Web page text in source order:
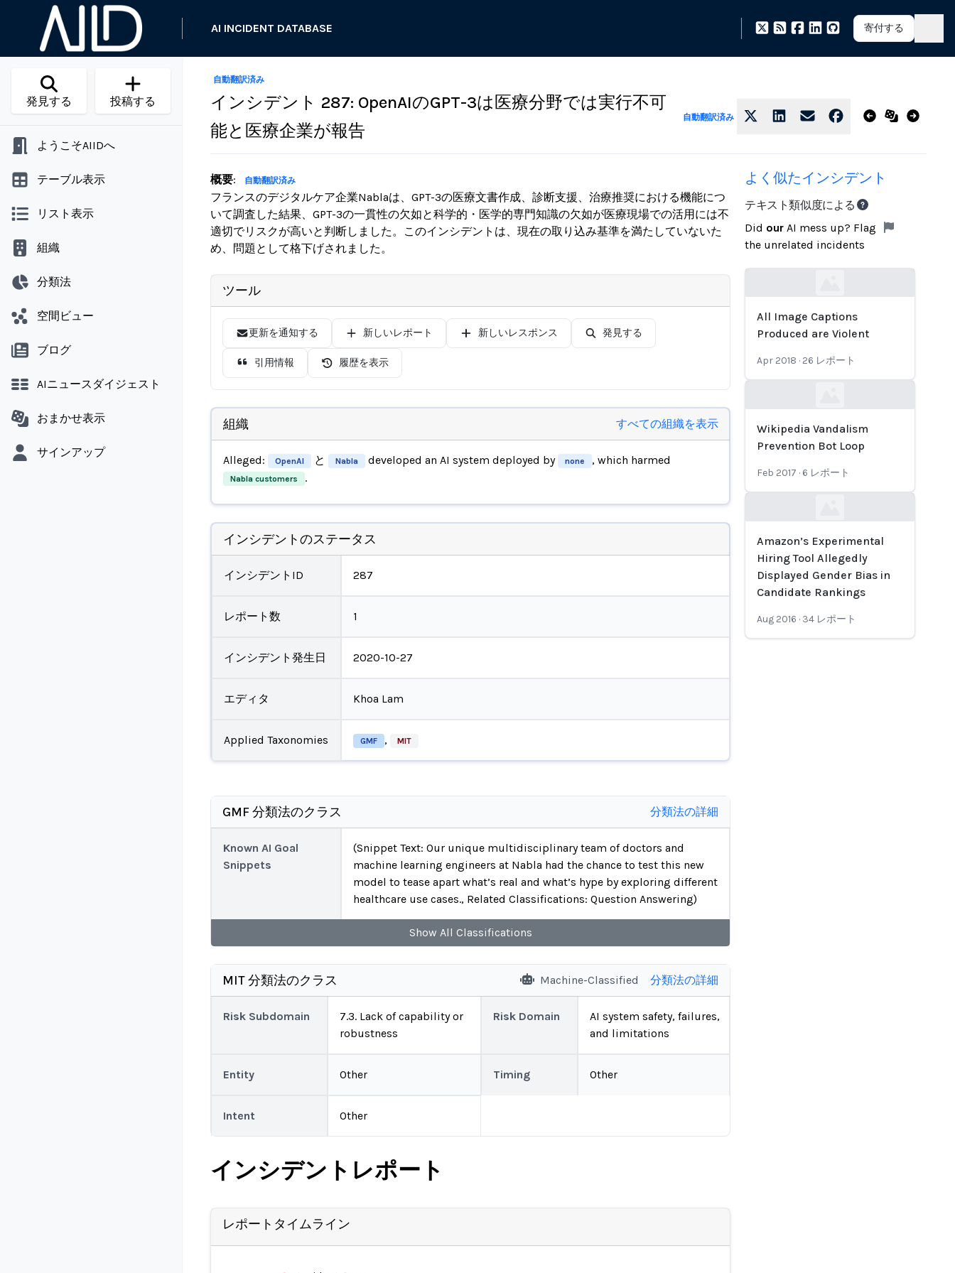
AI INCIDENT DATABASE 寄付する
発見する 投稿する
ようこそAIIDへ
テーブル表示
リスト表示
組織
分類法
空間ビュー
ブログ
AIニュースダイジェスト
おまかせ表示
サインアップ
自動翻訳済み
インシデント 287: OpenAIのGPT-3は医療分野では実行不可
能と医療企業が報告
自動翻訳済み
概要: 自動翻訳済み
フランスのデジタルケア企業Nablaは、GPT-3の医療文書作成、診断支援、治療推奨における機能につ
いて調査した結果、GPT-3の一貫性の欠如と科学的・医学的専門知識の欠如が医療現場での活用には不
適切でリスクが高いと判断しました。このインシデントは、現在の取り込み基準を満たしていないた
め、問題として格下げされました。
ツール
更新を通知する 新しいレポート 新しいレスポンス 発見する
引用情報 履歴を表示
組織 すべての組織を表示
Alleged: OpenAI と Nabla developed an AI system deployed by none , which harmed
Nabla customers .
インシデントのステータス
インシデントID 287
レポート数 1
インシデント発生日 2020-10-27
エディタ Khoa Lam
Applied Taxonomies GMF , MIT
GMF 分類法のクラス 分類法の詳細
Known AI Goal
Snippets
(Snippet Text: Our unique multidisciplinary team of doctors and
machine learning engineers at Nabla had the chance to test this new
model to tease apart what’s real and what’s hype by exploring different
healthcare use cases., Related Classifications: Question Answering)
Show All Classifications
MIT 分類法のクラス Machine-Classified 分類法の詳細
Risk Subdomain
7.3. Lack of capability or
robustness
Risk Domain
AI system safety, failures,
and limitations
Entity Other Timing Other
Intent Other
インシデントレポート
レポートタイムライン
よく似たインシデント
テキスト類似度による
Did our AI mess up? Flag
the unrelated incidents
All Image Captions
Produced are Violent
Apr 2018 · 26 レポート
Wikipedia Vandalism
Prevention Bot Loop
Feb 2017 · 6 レポート
Amazon’s Experimental
Hiring Tool Allegedly
Displayed Gender Bias in
Candidate Rankings
Aug 2016 · 34 レポート